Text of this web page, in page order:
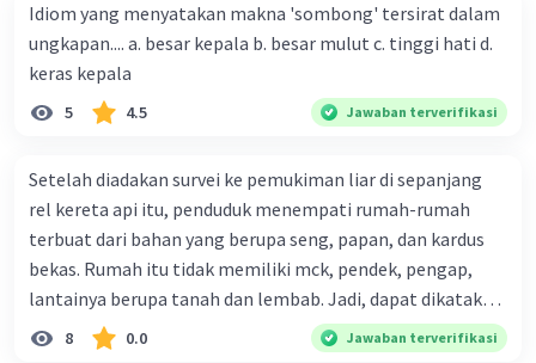
perusahaan kepada konsumen. Urutan yang tepat agar
menjadi teks eksposisi yang padu adalah .... A. (1)-(2)-(3)-
(4)-(5) B. (2)-(1)-(3)-(4)-(5) C. (3)-(1)-(2)-(5)-(4) D. (3)-(5)-
(4)-(1)-(2) E. (5)-(1)-(3)-(4)-(2)
Idiom yang menyatakan makna 'sombong' tersirat dalam
ungkapan.... a. besar kepala b. besar mulut c. tinggi hati d.
keras kepala
5 4.5 Jawaban terverifikasi
Setelah diadakan survei ke pemukiman liar di sepanjang
rel kereta api itu, penduduk menempati rumah-rumah
terbuat dari bahan yang berupa seng, papan, dan kardus
bekas. Rumah itu tidak memiliki mck, pendek, pengap,
lantainya berupa tanah dan lembab. Jadi, dapat dikatakan
bahwa tempat tinggal mereka tidak layak huni dan tidak
8 0.0 Jawaban terverifikasi